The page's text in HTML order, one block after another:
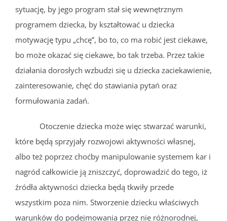
sytuację, by jego program stał się wewnętrznym
programem dziecka, by kształtować u dziecka
motywację typu „chcę”, bo to, co ma robić jest ciekawe,
bo może okazać się ciekawe, bo tak trzeba. Przez takie
działania dorosłych wzbudzi się u dziecka zaciekawienie,
zainteresowanie, chęć do stawiania pytań oraz
formułowania zadań.
Otoczenie dziecka może więc stwarzać warunki,
które będą sprzyjały rozwojowi aktywności własnej,
albo też poprzez choćby manipulowanie systemem kar i
nagród całkowicie ją zniszczyć, doprowadzić do tego, iż
źródła aktywności dziecka będą tkwiły przede
wszystkim poza nim. Stworzenie dziecku właściwych
warunków do podejmowania przez nie różnorodnej,